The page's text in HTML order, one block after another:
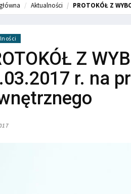
Aktualności PROTOKÓŁ Z
Z
r. na